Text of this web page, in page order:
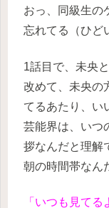
おっ、同級生の
忘れてる（ひど
1話目で、未央
改めて、未央の
てるあたり、い
芸能界は、いつ
拶なんだと理解
朝の時間帯なん
「いつも見て